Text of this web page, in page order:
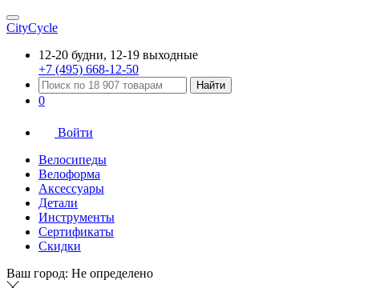
CityCycle
12-20 будни, 12-19 выходные
+7 (495) 668-12-50
Найти
0
Войти
Велосипеды
Велоформа
Аксессуары
Детали
Инструменты
Сертификаты
Скидки
Ваш город: Не определено